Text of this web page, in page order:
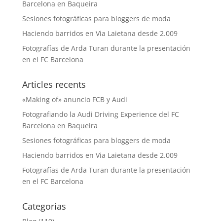
Barcelona en Baqueira
Sesiones fotográficas para bloggers de moda
Haciendo barridos en Via Laietana desde 2.009
Fotografías de Arda Turan durante la presentación
en el FC Barcelona
Articles recents
«Making of» anuncio FCB y Audi
Fotografiando la Audi Driving Experience del FC
Barcelona en Baqueira
Sesiones fotográficas para bloggers de moda
Haciendo barridos en Via Laietana desde 2.009
Fotografías de Arda Turan durante la presentación
en el FC Barcelona
Categorias